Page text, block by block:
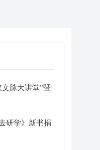
脉大讲堂”暨
研学》新书捐